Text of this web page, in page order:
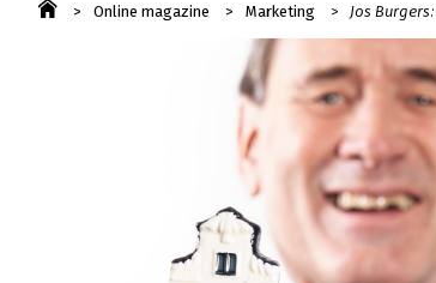
Online magazine Marketing Jos